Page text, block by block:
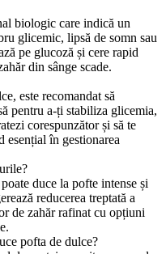
biologic care indică un
glicemic, lipsă de somn sau
pe glucoză și cere rapid
din sânge scade.
este recomandat să
pentru a-ți stabiliza glicemia,
corespunzător și să te
în gestionarea
duce la pofte intense și
reducerea treptată a
de zahăr rafinat cu opțiuni
pofta de dulce?